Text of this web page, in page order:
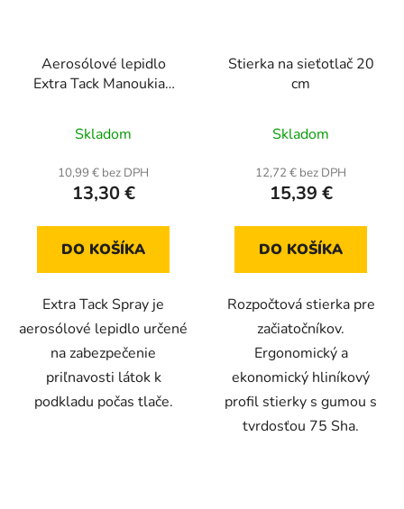
Aerosólové lepidlo
Extra Tack Manoukian
Skladom
10,99 € bez DPH
13,30 €
DO KOŠÍKA
Extra Tack Spray je
aerosólové lepidlo určené
na zabezpečenie
priľnavosti látok k
podkladu počas tlače.
Stierka na sieťotlač 20
cm
hodnotenie
produktu
je
z
Skladom
12,72 € bez DPH
15,39 €
DO KOŠÍKA
Rozpočtová stierka pre
začiatočníkov.
Ergonomický a
ekonomický hliníkový
profil stierky s gumou s
tvrdosťou 75 Sha.